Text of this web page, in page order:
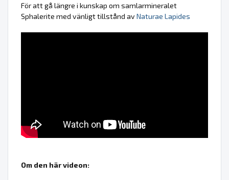
För att gå längre i kunskap om samlarmineralet
Sphalerite med vänligt tillstånd avNaturae Lapides
Om den här videon: